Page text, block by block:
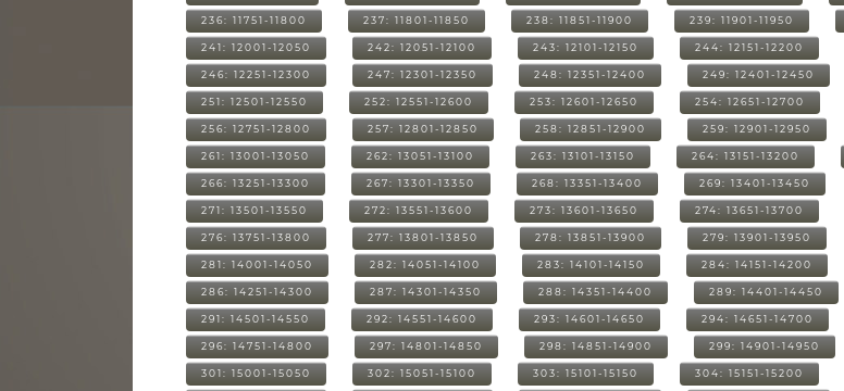
236: 11751-11800 237: 11801-11850 238: 11851-11900 239: 11901-11950
241: 12001-12050 242: 12051-12100 243: 12101-12150 244: 12151-12200
246: 12251-12300 247: 12301-12350 248: 12351-12400 249: 12401-12450
251: 12501-12550 252: 12551-12600 253: 12601-12650 254: 12651-12700
256: 12751-12800 257: 12801-12850 258: 12851-12900 259: 12901-12950
261: 13001-13050 262: 13051-13100 263: 13101-13150 264: 13151-13200
266: 13251-13300 267: 13301-13350 268: 13351-13400 269: 13401-13450
271: 13501-13550 272: 13551-13600 273: 13601-13650 274: 13651-13700
276: 13751-13800 277: 13801-13850 278: 13851-13900 279: 13901-13950
281: 14001-14050 282: 14051-14100 283: 14101-14150 284: 14151-14200
286: 14251-14300 287: 14301-14350 288: 14351-14400 289: 14401-14450
291: 14501-14550 292: 14551-14600 293: 14601-14650 294: 14651-14700
296: 14751-14800 297: 14801-14850 298: 14851-14900 299: 14901-14950
301: 15001-15050 302: 15051-15100 303: 15101-15150 304: 15151-15200